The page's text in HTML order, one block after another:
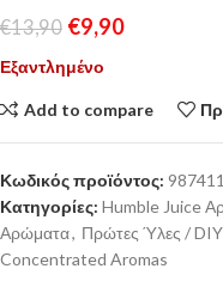
€13,90 €9,90
Εξαντλημένο
Add to compare
Κωδικός προϊόντος: 987411
Κατηγορίες: Humble Juice
Αρώματα, Πρώτες Ύλες / DIY
Concentrated Aromas